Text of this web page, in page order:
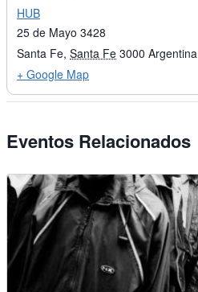
HUB
25 de Mayo 3428
Santa Fe, Santa Fe 3000 Argentina
+ Google Map
Eventos Relacionados